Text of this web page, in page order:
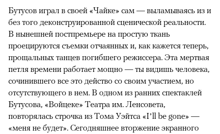
Бутусов играл в своей «Чайке» сам — выламываясь из и
без того деконструированной сценической реальности.
В нынешней постпремьере на простую ткань
проецируются съемки отчаянных и, как кажется теперь,
прощальных танцев погибшего режиссера. Эта мертвая
петля времени работает мощно — ты видишь человека,
сочинившего все это действо со своим участием, но
отсутствующего в нем. В одном из ранних спектаклей
Бутусова, «Войцеке» Театра им. Ленсовета,
повторялась строчка из Тома Уэйтса «I’ll be gone» —
«меня не будет». Сегодняшнее вторжение экранного